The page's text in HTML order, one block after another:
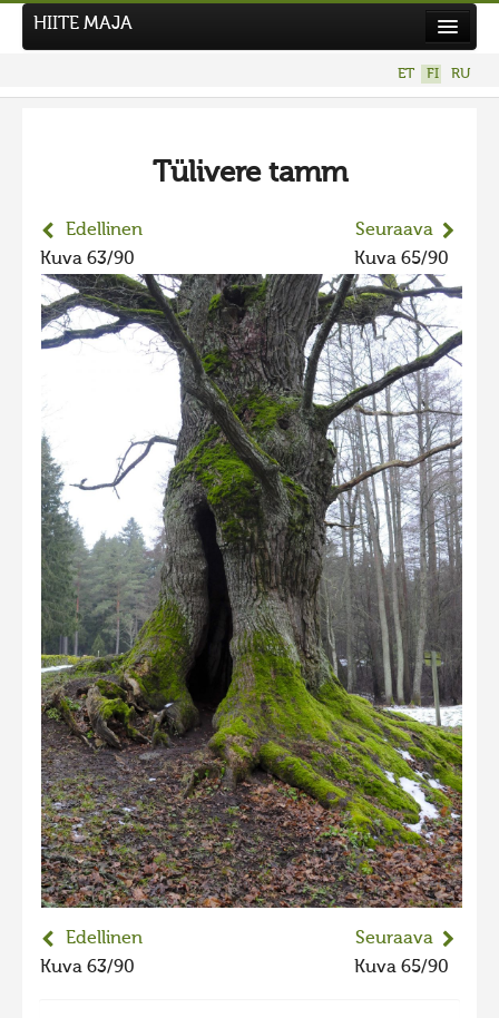
Hiite kuvavõistlus 2026
Hiisien kuvakilpailu 2025
2025 kuvakilpailu lisä
Liikuvad kuvad 2025
Hiisien kuvakilpailu 2024
2024 kuvakilpailu lisä
Liikkuvat kuvat 2024
Hiisien kuvakilpailu 2023
2023 kuvakilpailu lisä
Liikkuvat kuvat 2023
Hiite kuvavõistlus 2022
Hiite kuvavõistlus 2022 lisa
Liikkuvat kuvat 2022
Hiite kuvavõistlus 2021
Liikkuvat kuvat 2021
Hiite kuvavõistlus 2020
Liikkuvat kuvat 2020
Hiite kuvavõistlus 2019
Hiite kuvavõistlus 2018
HIITE MAJA
ET FI RU
Tülivere tamm
Edellinen
Kuva 63/90
Seuraava
Kuva 65/90
Edellinen
Kuva 63/90
Seuraava
Kuva 65/90